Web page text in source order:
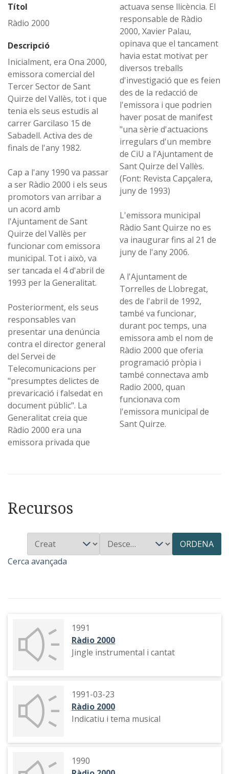
Títol
Ràdio 2000
Descripció
Inicialment, era Ona 2000,
emissora comercial del
Tercer Sector de Sant
Quirze del Vallès, tot i que
tenia els seus estudis al
carrer Garcilaso 15 de
Sabadell. Activa des de
finals de l'any 1982.
Cap a l'any 1990 va passar
a ser Ràdio 2000 i els seus
promotors van arribar a
un acord amb
l'Ajuntament de Sant
Quirze del Vallès per
funcionar com emissora
municipal. Tot i això, va
ser tancada el 4 d'abril de
1993 per la Generalitat.
Posteriorment, els seus
responsables van
presentar una denúncia
contra el director general
del Servei de
Telecomunicacions per
"presumptes delictes de
prevaricació i falsedat en
document públic". La
Generalitat creia que
Ràdio 2000 era una
emissora privada que
actuava sense llicència. El
responsable de Ràdio
2000, Xavier Palau,
opinava que el tancament
havia estat motivat per
diversos treballs
d'investigació que es feien
des de la redacció de
l'emissora i que podrien
haver posat de manifest
"una sèrie d'actuacions
irregulars d'un membre
de CiU a l'Ajuntament de
Sant Quirze del Vallès.
(Font: Revista Capçalera,
juny de 1993)
L'emissora municipal
Ràdio Sant Quirze no es
va inaugurar fins al 21 de
juny de l'any 2006.
A l'Ajuntament de
Torrelles de Llobregat,
des de l'abril de 1992,
també va funcionar,
durant poc temps, una
emissora amb el nom de
Ràdio 2000 que oferia
programació pròpia i
també connectava amb
Radio 2000, quan
funcionava com
l'emissora municipal de
Sant Quirze.
Recursos
ORDENA
Cerca avançada
1991
Ràdio 2000
Jingle instrumental i cantat
1991-03-23
Ràdio 2000
Indicatiu i tema musical
1990